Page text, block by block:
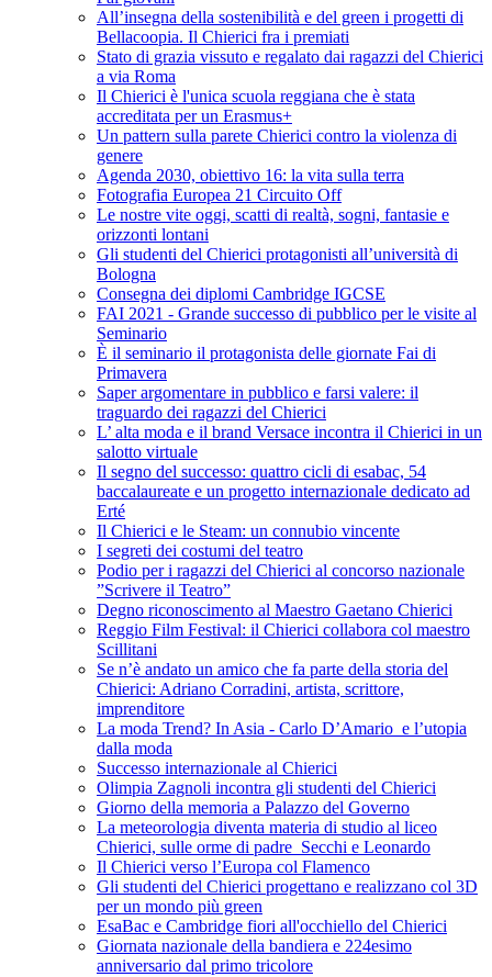
All’insegna della sostenibilità e del green i progetti di
Bellacoopia. Il Chierici fra i premiati
Stato di grazia vissuto e regalato dai ragazzi del Chierici
a via Roma
Il Chierici è l'unica scuola reggiana che è stata
accreditata per un Erasmus+
Un pattern sulla parete Chierici contro la violenza di
genere
Agenda 2030, obiettivo 16: la vita sulla terra
Fotografia Europea 21 Circuito Off
Le nostre vite oggi, scatti di realtà, sogni, fantasie e
orizzonti lontani
Gli studenti del Chierici protagonisti all’università di
Bologna
Consegna dei diplomi Cambridge IGCSE
FAI 2021 - Grande successo di pubblico per le visite al
Seminario
È il seminario il protagonista delle giornate Fai di
Primavera
Saper argomentare in pubblico e farsi valere: il
traguardo dei ragazzi del Chierici
L’ alta moda e il brand Versace incontra il Chierici in un
salotto virtuale
Il segno del successo: quattro cicli di esabac, 54
baccalaureate e un progetto internazionale dedicato ad
Erté
Il Chierici e le Steam: un connubio vincente
I segreti dei costumi del teatro
Podio per i ragazzi del Chierici al concorso nazionale
”Scrivere il Teatro”
Degno riconoscimento al Maestro Gaetano Chierici
Reggio Film Festival: il Chierici collabora col maestro
Scillitani
Se n’è andato un amico che fa parte della storia del
Chierici: Adriano Corradini, artista, scrittore,
imprenditore
La moda Trend? In Asia - Carlo D’Amario e l’utopia
dalla moda
Successo internazionale al Chierici
Olimpia Zagnoli incontra gli studenti del Chierici
Giorno della memoria a Palazzo del Governo
La meteorologia diventa materia di studio al liceo
Chierici, sulle orme di padre Secchi e Leonardo
Il Chierici verso l’Europa col Flamenco
Gli studenti del Chierici progettano e realizzano col 3D
per un mondo più green
EsaBac e Cambridge fiori all'occhiello del Chierici
Giornata nazionale della bandiera e 224esimo
anniversario dal primo tricolore